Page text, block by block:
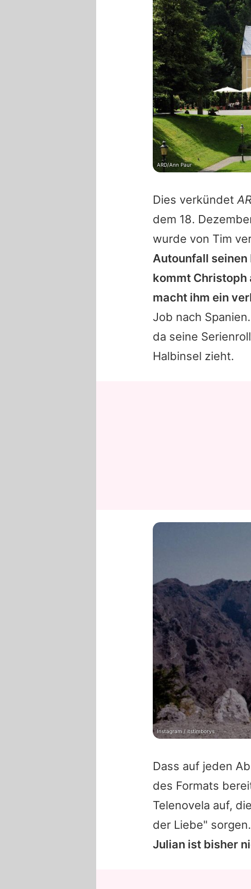
Dies verkündet
dem 18.
wurde von Tim
Autounfall
kommt Christoph
macht ihm ein
Job nach
da seine
Halbinsel zieht.
Dass auf jeden
des Formats
Telenovela auf,
der Liebe" sorgen.
Julian ist bisher
ARD/Ann Paur
Instagram / itstimborys